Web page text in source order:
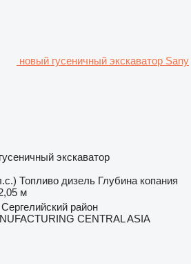
новый гусеничный экскаватор Sany
экскаватор
Топливо дизель Глубина копания
м
район
CENTRAL ASIA